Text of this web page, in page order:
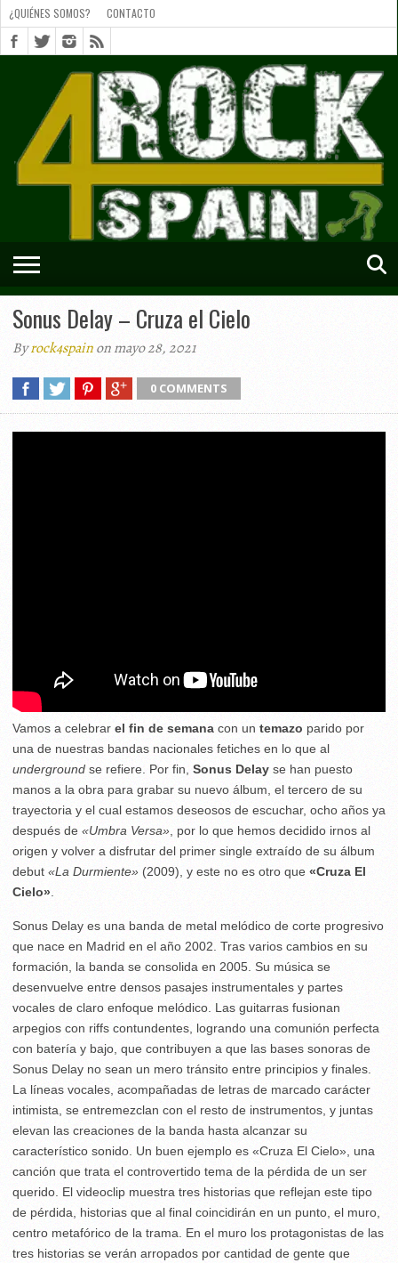
SOMOS?
CONTACTO
SHORTS
¿QUIÉNES SOMOS? CONTACTO
Sonus Delay – Cruza el Cielo
Byrock4spainon mayo 28, 2021
0 COMMENTS
Vamos a celebrar el fin de semana con un temazo parido por
una de nuestras bandas nacionales fetiches en lo que al
underground se refiere. Por fin, Sonus Delay se han puesto
manos a la obra para grabar su nuevo álbum, el tercero de su
trayectoria y el cual estamos deseosos de escuchar, ocho años ya
después de «Umbra Versa» , por lo que hemos decidido irnos al
origen y volver a disfrutar del primer single extraído de su álbum
debut «La Durmiente» (2009), y este no es otro que «Cruza El
Cielo»
Sonus Delay es una banda de metal melódico de corte progresivo
que nace en Madrid en el año 2002. Tras varios cambios en su
formación, la banda se consolida en 2005. Su música se
desenvuelve entre densos pasajes instrumentales y partes
vocales de claro enfoque melódico. Las guitarras fusionan
arpegios con riffs contundentes, logrando una comunión perfecta
con batería y bajo, que contribuyen a que las bases sonoras de
Sonus Delay no sean un mero tránsito entre principios y finales.
La líneas vocales, acompañadas de letras de marcado carácter
intimista, se entremezclan con el resto de instrumentos, y juntas
elevan las creaciones de la banda hasta alcanzar su
característico sonido. Un buen ejemplo es «Cruza El Cielo», una
canción que trata el controvertido tema de la pérdida de un ser
querido. El videoclip muestra tres historias que reflejan este tipo
de pérdida, historias que al final coincidirán en un punto, el muro,
centro metafórico de la trama. En el muro los protagonistas de las
tres historias se verán arropados por cantidad de gente que